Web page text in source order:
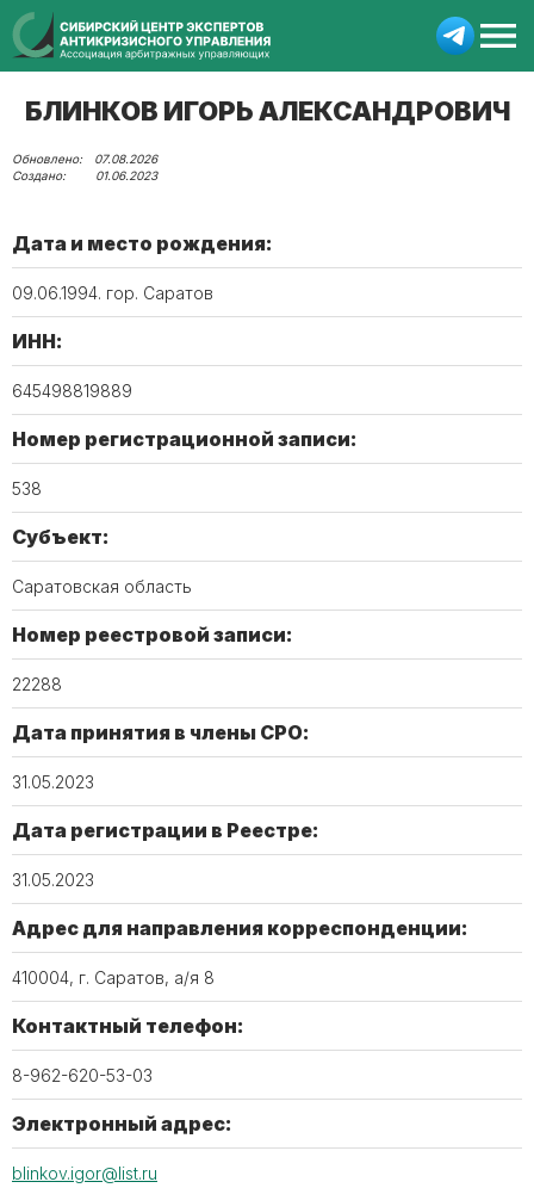
БЛИНКОВ ИГОРЬ АЛЕКСАНДРОВИЧ
07.08.2026
01.06.2023
Дата и место рождения:
09.06.1994. гор. Саратов
ИНН:
645498819889
Номер регистрационной записи:
538
Субъект:
Саратовская область
Номер реестровой записи:
22288
Дата принятия в члены СРО:
31.05.2023
Дата регистрации в Реестре:
31.05.2023
Адрес для направления корреспонденции:
410004, г. Саратов, а/я 8
Контактный телефон:
8-962-620-53-03
Электронный адрес:
blinkov.igor@list.ru